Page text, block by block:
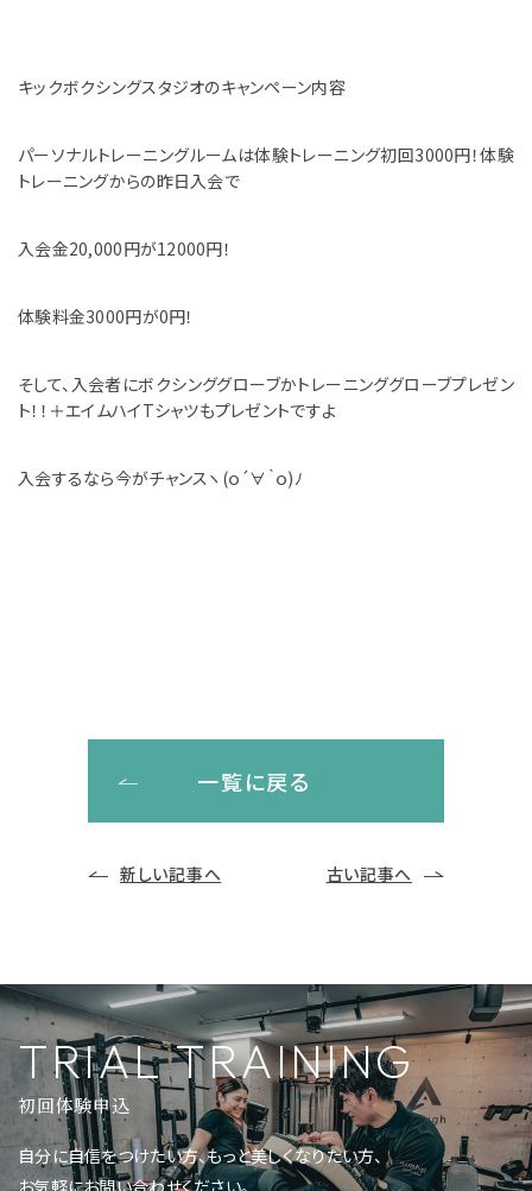
キックボクシングスタジオのキャンペーン内容
パーソナルトレーニングルームは体験トレーニング初回3000円！体験
トレーニングからの昨日入会で
入会金20,000円が12000円！
体験料金3000円が0円！
そして、入会者にボクシンググローブかトレーニンググローブプレゼン
ト！！＋エイムハイTシャツもプレゼントですよ
入会するなら今がチャンスヽ(ｏ´∀｀ｏ)ﾉ
一覧に戻る
新しい記事へ 古い記事へ
TRIAL TRAINING
初回体験申込
自分に自信をつけたい方、もっと美しくなりたい方、
お気軽にお問い合わせください。